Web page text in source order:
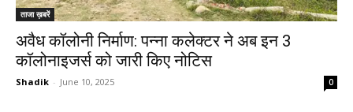
ताजा ख़बरें
अवैध कॉलोनी निर्माण: पन्ना कलेक्टर ने अब इन 3
कॉलोनाइजर्स को जारी किए नोटिस
Shadik - June 10, 2025 0